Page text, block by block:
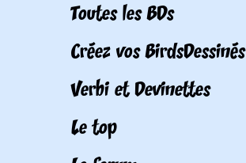
Toutes les BDs
Créez vos BirdsDessinés
Verbi et Devinettes
Le top